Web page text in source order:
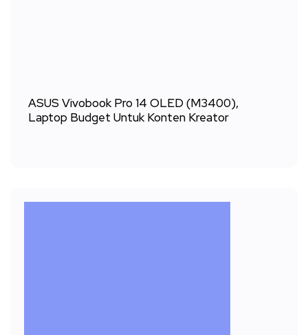
ASUS Vivobook Pro 14 OLED (M3400),
Laptop Budget Untuk Konten Kreator